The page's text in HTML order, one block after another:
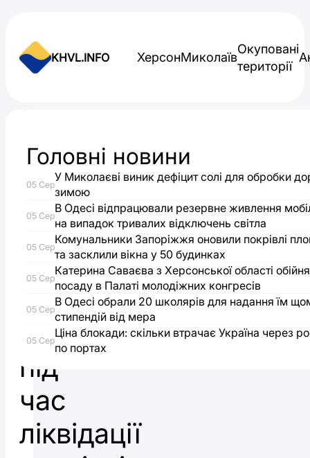
KHVL.INFO ХерсонМиколаїв
Окуповані
території
У
Херсоні
комунальник
підірвався
на
міні
під
час
ліквідації
Головні новини
05 Сер
У Миколаєві виник дефіцит солі для обробки
зимою
05 Сер
В Одесі відпрацювали резервне живлення
на випадок тривалих відключень світла
05 Сер
Комунальники Запоріжжя оновили покрівлі
та засклили вікна у 50 будинках
05 Сер
Катерина Саваєва з Херсонської області
посаду в Палаті молодіжних конгресів
05 Сер
В Одесі обрали 20 школярів для надання їм
стипендій від мера
05 Сер
Ціна блокади: скільки втрачає Україна через
по портах